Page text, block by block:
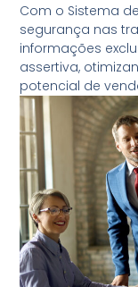
Com o Sistema
segurança nas
informações
assertiva,
potencial de